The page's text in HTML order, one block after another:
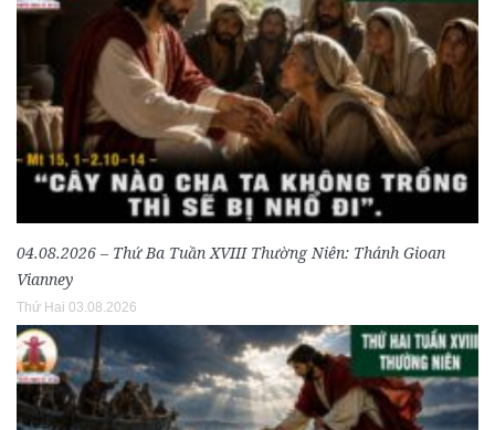
04.08.2026 – Thứ Ba Tuần XVIII Thường Niên: Thánh Gioan
Vianney
Thứ Hai 03.08.2026